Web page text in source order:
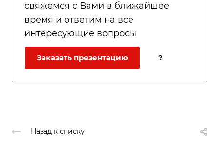
свяжемся с Вами в ближайшее
время и ответим на все
интересующие вопросы
Заказать презентацию ?
Назад к списку